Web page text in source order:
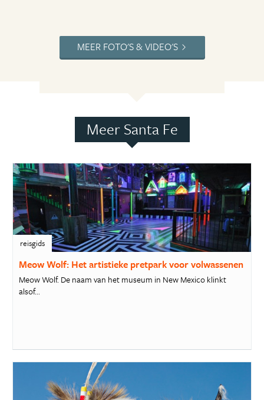
MEER FOTO'S & VIDEO'S
Meer Santa Fe
reisgids
Meow Wolf: Het artistieke pretpark voor volwassenen
Meow Wolf. De naam van het museum in New Mexico klinkt
alsof...